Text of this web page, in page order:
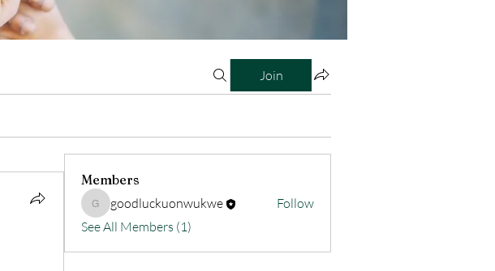
Join
Members
goodluckuonwukwe
goodluckuonwukwe
Follow
See All Members (1)